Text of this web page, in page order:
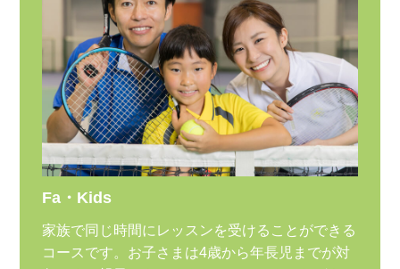
Fa・Kids
家族で同じ時間にレッスンを受けることができる
コースです。お子さまは4歳から年長児までが対